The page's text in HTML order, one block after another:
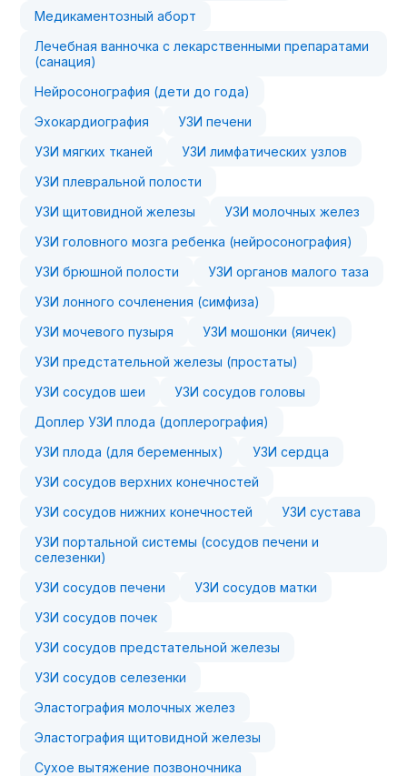
Медикаментозный аборт
Лечебная ванночка с лекарственными препаратами
(санация)
Нейросонография (дети до года)
Эхокардиография
УЗИ печени
УЗИ мягких тканей
УЗИ лимфатических узлов
УЗИ плевральной полости
УЗИ щитовидной железы
УЗИ молочных желез
УЗИ головного мозга ребенка (нейросонография)
УЗИ брюшной полости
УЗИ органов малого таза
УЗИ лонного сочленения (симфиза)
УЗИ мочевого пузыря
УЗИ мошонки (яичек)
УЗИ предстательной железы (простаты)
УЗИ сосудов шеи
УЗИ сосудов головы
Доплер УЗИ плода (доплерография)
УЗИ плода (для беременных)
УЗИ сердца
УЗИ сосудов верхних конечностей
УЗИ сосудов нижних конечностей
УЗИ сустава
УЗИ портальной системы (сосудов печени и
селезенки)
УЗИ сосудов печени
УЗИ сосудов матки
УЗИ сосудов почек
УЗИ сосудов предстательной железы
УЗИ сосудов селезенки
Эластография молочных желез
Эластография щитовидной железы
Сухое вытяжение позвоночника